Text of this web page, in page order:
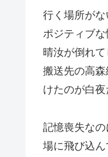
行く場所が
ポジティブ
晴汝が倒れ
搬送先の高
けたのが白夜
記憶喪失な
場に飛び込ん